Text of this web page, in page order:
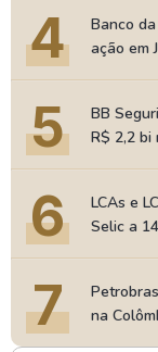
4
Banco
ação em
5
BB
R$ 2,2 bi
6
LCAs e
Selic a
7
na